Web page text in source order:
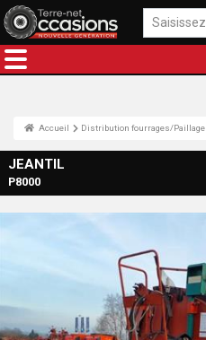
Accueil Distribution fourrages/Paillage
JEANTIL
P8000